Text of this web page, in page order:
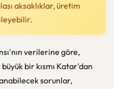
aksaklıklar, üretim
verilerine göre,
bir kısmı Katar'dan
sorunlar,